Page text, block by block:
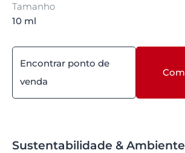
Tamanho
10 ml
Encontrar ponto de
venda
Sustentabilidade & Ambiente